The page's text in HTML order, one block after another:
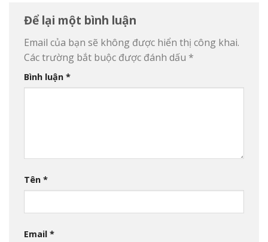
Để lại một bình luận
Email của bạn sẽ không được hiển thị công khai.
Các trường bắt buộc được đánh dấu *
Bình luận *
Tên *
Email *